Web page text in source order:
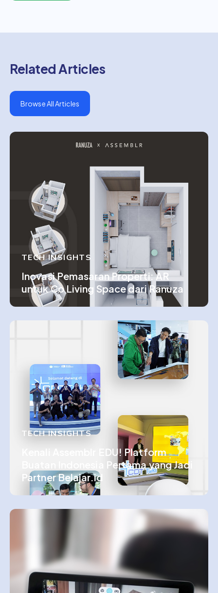
Related Articles
Browse All Articles
TECH INSIGHTS
Inovasi Pemasaran Properti: AR
untuk Co Living Space dari Ranuza
TECH INSIGHTS
Kenali Assemblr EDU! Platform
Buatan Indonesia Pertama yang Jadi
Partner Belajar.id